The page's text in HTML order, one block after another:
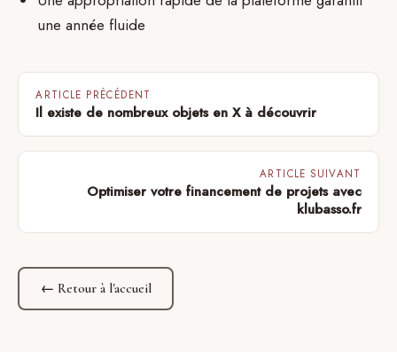
une année fluide
ARTICLE PRÉCÉDENT
Il existe de nombreux objets en X à découvrir
ARTICLE SUIVANT
Optimiser votre financement de projets avec
klubasso.fr
← Retour à l'accueil